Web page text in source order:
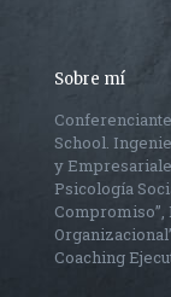
Sobre mí
School.
y
Psicología
Coaching